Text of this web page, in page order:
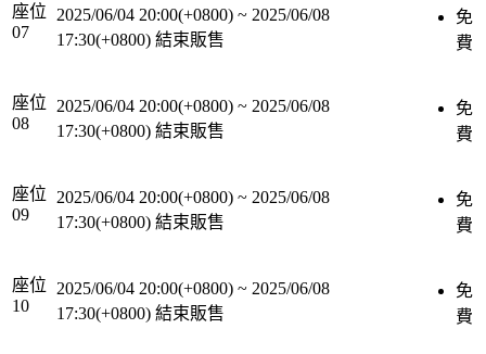
座位
07
2025/06/04 20:00(+0800) ~ 2025/06/08
17:30(+0800) 結束販售
免
費
座位
08
2025/06/04 20:00(+0800) ~ 2025/06/08
17:30(+0800) 結束販售
免
費
座位
09
2025/06/04 20:00(+0800) ~ 2025/06/08
17:30(+0800) 結束販售
免
費
座位
10
2025/06/04 20:00(+0800) ~ 2025/06/08
17:30(+0800) 結束販售
免
費